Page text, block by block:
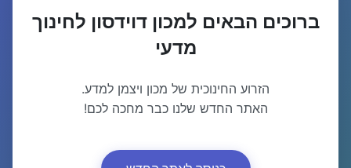
ברוכים הבאים למכון דוידסון לחינוך
מדעי
הזרוע החינוכית של מכון ויצמן למדע.
האתר החדש שלנו כבר מחכה לכם!